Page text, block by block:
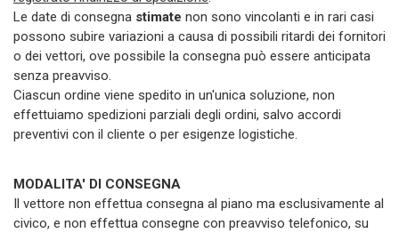
Le date di consegna stimate non sono vincolanti e in rari casi
possono subire variazioni a causa di possibili ritardi dei fornitori
o dei vettori, ove possibile la consegna può essere anticipata
senza preavviso.
Ciascun ordine viene spedito in un'unica soluzione, non
effettuiamo spedizioni parziali degli ordini, salvo accordi
preventivi con il cliente o per esigenze logistiche.
MODALITA' DI CONSEGNA
Il vettore non effettua consegna al piano ma esclusivamente al
civico, e non effettua consegne con preavviso telefonico, su